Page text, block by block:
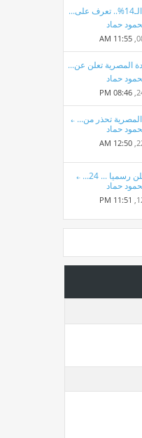
حماد
11:55 AM
المصرية تعلن عن...
حماد
08:46 PM
تحذر من...
حماد
12:50 AM
رسميا ... 24...
حماد
11:51 PM